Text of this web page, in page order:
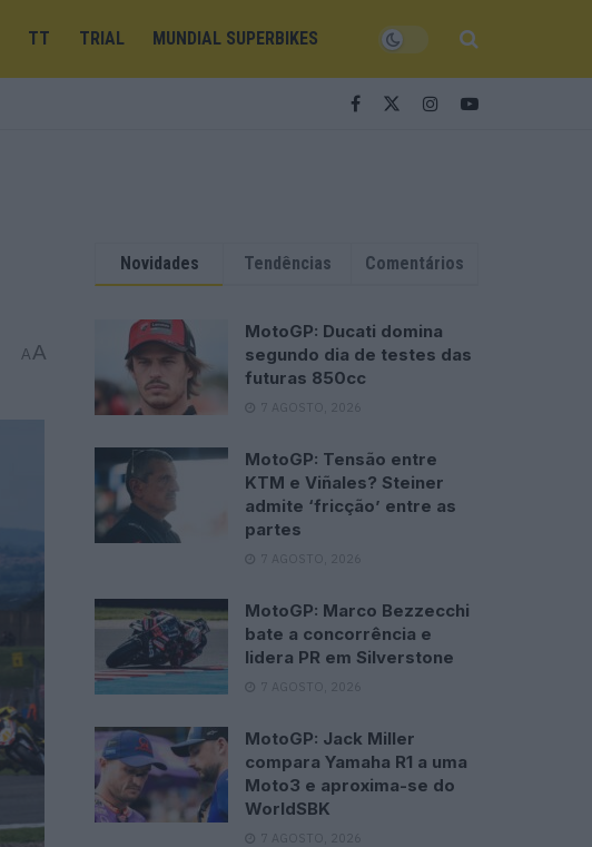
TT TRIAL MUNDIAL SUPERBIKES
AA
Novidades Tendências Comentários
MotoGP: Ducati domina
segundo dia de testes das
futuras 850cc
7 AGOSTO, 2026
MotoGP: Tensão entre
KTM e Viñales? Steiner
admite ‘fricção’ entre as
partes
7 AGOSTO, 2026
MotoGP: Marco Bezzecchi
bate a concorrência e
lidera PR em Silverstone
7 AGOSTO, 2026
MotoGP: Jack Miller
compara Yamaha R1 a uma
Moto3 e aproxima-se do
WorldSBK
7 AGOSTO, 2026